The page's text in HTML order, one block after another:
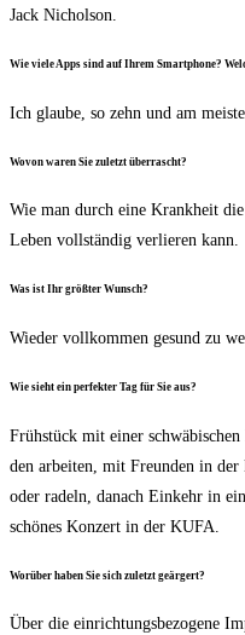
Jack Nichol­son.
Wie vie­le Apps sind auf Ihrem Smart­phone?
Ich glau­be, so zehn und am
Wovon waren Sie zuletzt überrascht?
Wie man durch eine Krank­heit
Leben voll­stän­dig ver­lie­ren kann.
Was ist Ihr größ­ter Wunsch?
Wie­der voll­kom­men gesund zu
Wie sieht ein per­fek­ter Tag für Sie aus?
Früh­stück mit einer
den arbei­ten, mit Freun­den in
oder radeln, danach Ein­kehr in
schö­nes Kon­zert in der KUFA.
Wor­über haben Sie sich zuletzt geärgert?
Über die ein­rich­tungs­be­zo­ge­ne